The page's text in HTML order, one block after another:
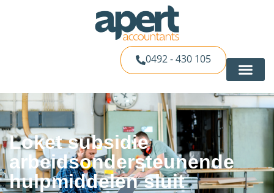
0492 - 430 105
Loket subsidie
arbeidsondersteunende
hulpmiddelen sluit